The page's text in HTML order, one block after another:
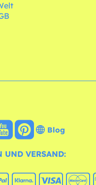
Blog
UND VERSAND: